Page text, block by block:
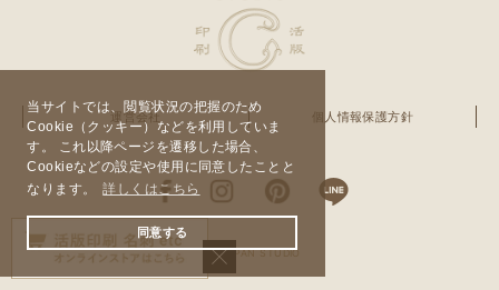
当サイトでは、閲覧状況の把握のため
Cookie（クッキー）などを利用していま
す。 これ以降ページを遷移した場合、
Cookieなどの設定や使用に同意したことと
なります。
詳しくはこちら
同意する
運営会社 個人情報保護方針
© CAPPAN STUDIO